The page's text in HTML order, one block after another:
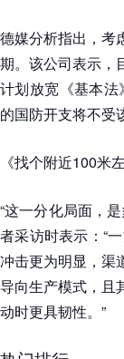
德媒分析指出，考
期。该公司表示，
计划放宽《基本法
的国防开支将不受
《找个附近100米
“这一分化局面，
者采访时表示：“
冲击更为明显，渠
导向生产模式，且
动时更具韧性。”